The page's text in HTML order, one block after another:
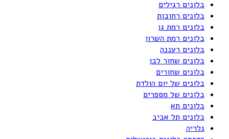
בלונים רגילים
בלונים רחובות
בלונים רמת גן
בלונים רמת השרון
בלונים רעננה
בלונים שחור לבן
בלונים שחורים
בלונים של יום הולדת
בלונים של מספרים
בלונים תא
בלונים תל אביב
גלריה